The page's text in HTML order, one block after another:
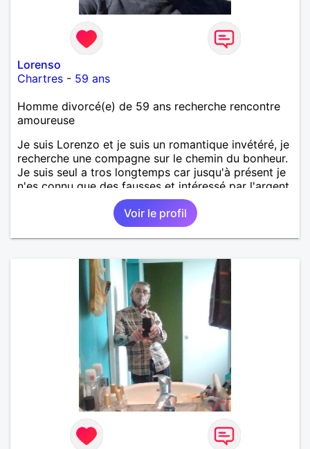
Lorenso
Chartres - 59 ans
Homme divorcé(e) de 59 ans recherche rencontre
amoureuse
Je suis Lorenzo et je suis un romantique invétéré, je
recherche une compagne sur le chemin du bonheur.
Je suis seul a tros longtemps car jusqu'à présent je
n'es connu que des fausses et intéressé par l'argent.
Je suis un homme simple et honnête respectueux et
sincère j'attends de même, alors Si tu veux me
connaître fais moi signe. Bisous à vous Madames
Voir le profil